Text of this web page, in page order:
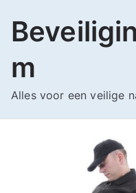
naar
inhoud
m
Alles voor een veilige